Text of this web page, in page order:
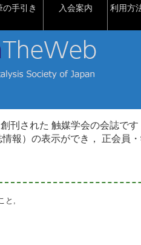
の手引き 入会案内 利用方
刊された 触媒学会の会誌です
報）の表示ができ， 正会員
と,